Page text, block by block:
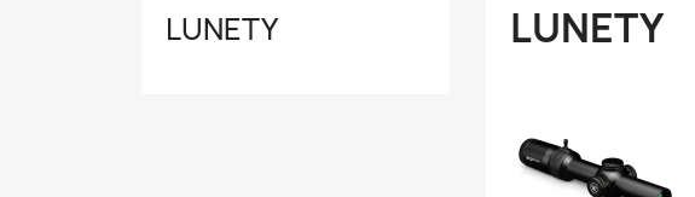
LUNETY LUNETY